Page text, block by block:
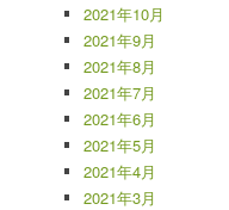
2021年10月
2021年9月
2021年8月
2021年7月
2021年6月
2021年5月
2021年4月
2021年3月